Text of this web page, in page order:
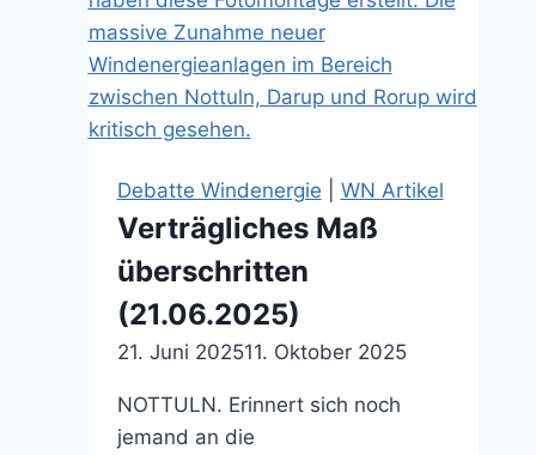
Windräder
(13.12.2024)
Debatte Windenergie WN Artikel
Verträgliches Maß
überschritten
(21.06.2025)
21. Juni 202511. Oktober 2025
NOTTULN. Erinnert sich noch
jemand an die